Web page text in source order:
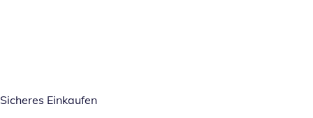
Sicheres Einkaufen